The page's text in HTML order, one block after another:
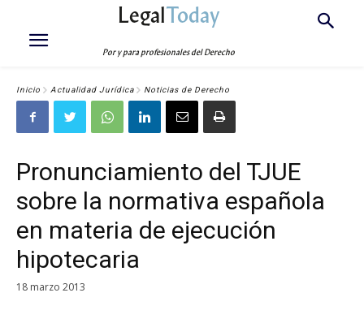
LegalToday
Por y para profesionales del Derecho
Inicio Actualidad Jurídica Noticias de Derecho
Pronunciamiento del TJUE
sobre la normativa española
en materia de ejecución
hipotecaria
18 marzo 2013